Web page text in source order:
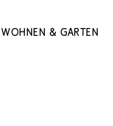
Wohnen & Garten